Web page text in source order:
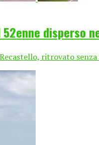
disperso
ritrovato